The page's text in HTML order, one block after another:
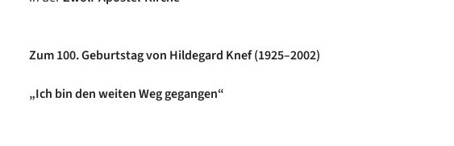
Zum 100. Geburtstag von Hildegard Knef (1925–2002)
„Ich bin den weiten Weg gegangen“